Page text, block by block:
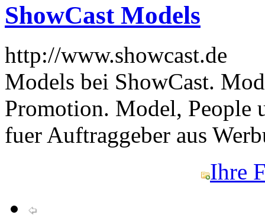
ShowCast Models
http://www.showcast.de
Models bei ShowCast.
Promotion. Model, People
fuer Auftraggeber aus
Ihre